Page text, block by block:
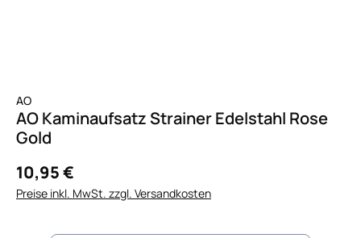
AO
AO Kaminaufsatz Strainer Edelstahl Rose
Gold
10,95 €
Preise inkl. MwSt. zzgl. Versandkosten